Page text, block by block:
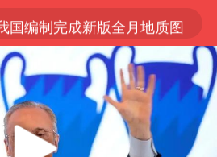
国编制完成新版全月地质图
风白海豚登陆地点更新
守所辅警收受10万获刑1年
风白海豚进入48小时警戒线
吉林一“温度计大楼”读数爆表